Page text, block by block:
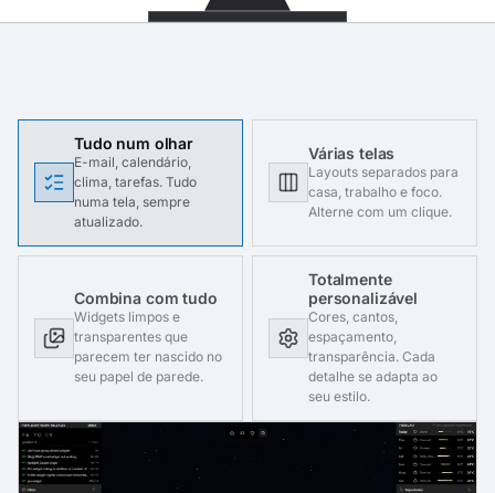
Tudo num olhar
E-mail, calendário,
clima, tarefas. Tudo
numa tela, sempre
atualizado.
Várias telas
Layouts separados para
casa, trabalho e foco.
Alterne com um clique.
Combina com tudo
Widgets limpos e
transparentes que
parecem ter nascido no
seu papel de parede.
Totalmente
personalizável
Cores, cantos,
espaçamento,
transparência. Cada
detalhe se adapta ao
seu estilo.